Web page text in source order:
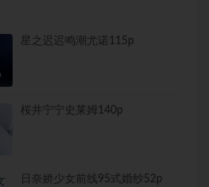
星之迟迟鸣潮尤诺115p
桜井宁宁史莱姆140p
日奈娇少女前线95式婚纱52p